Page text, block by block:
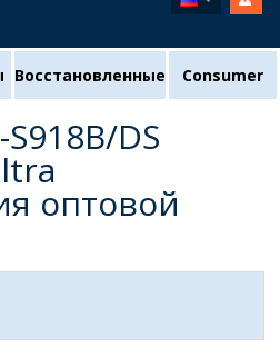
Восстановленные Consumer
DS
оптовой